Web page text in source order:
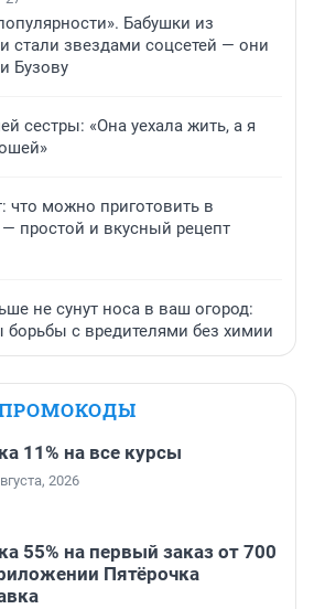
Бабушки из
стали звездами соцсетей — они
Бузову
сестры: «Она уехала жить, а я
что можно приготовить в
простой и вкусный рецепт
не сунут носа в ваш огород:
с вредителями без химии
11% на все курсы
2026
55% на первый заказ от 700
Пятёрочка